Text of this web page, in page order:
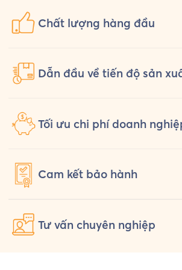
Chất lượng hàng đầu
Dẫn đầu về tiến độ sản
Tối ưu chi phí doanh
Cam kết bảo hành
Tư vấn chuyên nghiệp